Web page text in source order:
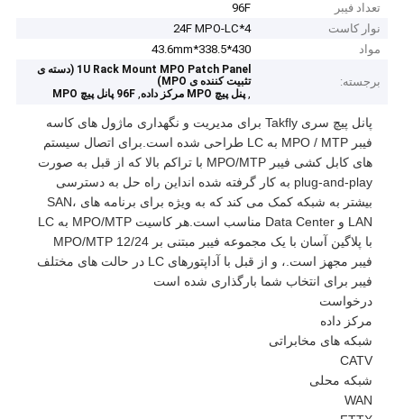
تعداد فیبر
96F
نوار کاست
4*24F MPO-LC
مواد
430*338.5*43.6mm
برجسته:
1U Rack Mount MPO Patch Panel (دسته ی
تثبیت کننده ی MPO)
,پنل پیچ MPO مرکز داده ,96F پانل پیچ MPO
پانل پیچ سری Takfly برای مدیریت و نگهداری ماژول های کاسه
فیبر MPO / MTP به LC طراحی شده است.برای اتصال سیستم
های کابل کشی فیبر MPO/MTP با تراکم بالا که از قبل به صورت
plug-and-play به کار گرفته شده انداین راه حل به دسترسی
بیشتر به شبکه کمک می کند که به ویژه برای برنامه های SAN،
LAN و Data Center مناسب است.هر کاسیت MPO/MTP به LC
با پلاگین آسان با یک مجموعه فیبر مبتنی بر MPO/MTP 12/24
فیبر مجهز است.، و از قبل با آداپتورهای LC در حالت های مختلف
فیبر برای انتخاب شما بارگذاری شده است
درخواست
مرکز داده
شبکه های مخابراتی
CATV
شبکه محلی
WAN